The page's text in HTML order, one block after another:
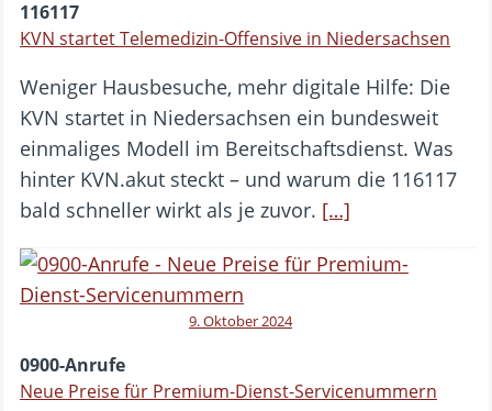
116117
KVN startet Telemedizin-Offensive in Niedersachsen
Weniger Hausbesuche, mehr digitale Hilfe: Die
KVN startet in Niedersachsen ein bundesweit
einmaliges Modell im Bereitschaftsdienst. Was
hinter KVN.akut steckt – und warum die 116117
bald schneller wirkt als je zuvor. […]
9. Oktober 2024
0900-Anrufe
Neue Preise für Premium-Dienst-Servicenummern